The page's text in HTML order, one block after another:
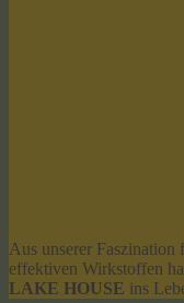
Aus unserer
effektiven Wirkstoffen
LAKE HOUSE ins